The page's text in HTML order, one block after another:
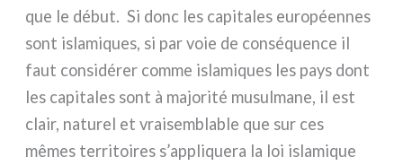
que le début. Si donc les capi­ta­les euro­péen­nes
sont isla­mi­ques, si par voie de con­sé­quen­ce il
faut con­si­dé­rer com­me isla­mi­ques les pays dont
les capi­ta­les sont à majo­ri­té musul­ma­ne, il est
clair, natu­rel et vrai­sem­bla­ble que sur ces
mêmes ter­ri­toi­res s’appliquera la loi isla­mi­que